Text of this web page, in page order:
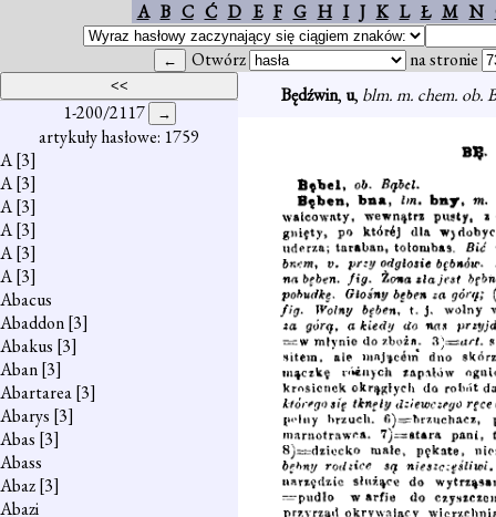
A B C Ć D E F G H I J K L Ł M N
Otwórz na stronie
1-200/2117
artykuły hasłowe: 1759
A[3]
A[3]
A[3]
A[3]
A[3]
A[3]
Abacus
Abaddon[3]
Abakus [3]
Aban[3]
Abartarea[3]
Abarys [3]
Abas [3]
Abass
Abaz[3]
Abazi
Będźwin, u, blm. m. chem. ob.